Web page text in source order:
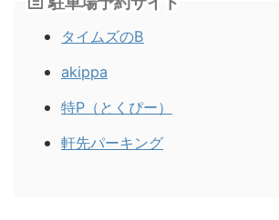
タイムズのB
akippa
特P（とくぴー）
軒先パーキング